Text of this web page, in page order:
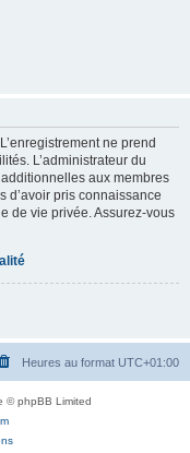
ne prend
L’administrateur du
aux membres
d’avoir pris connaissance
de vie privée. Assurez-vous
Heures au format UTC+01:00
© phpBB Limited